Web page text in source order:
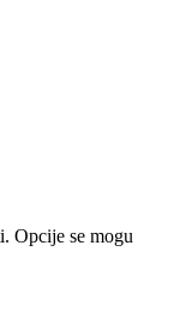
Opcije se mogu